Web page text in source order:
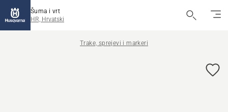
Šuma i vrt
HR, Hrvatski
Trake, sprejevi i markeri